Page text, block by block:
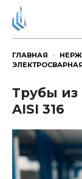
ГЛАВНАЯ
Трубы
AISI 316